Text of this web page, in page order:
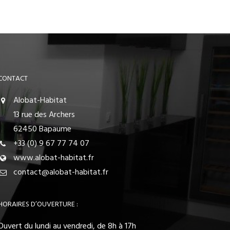
Alobat-Habitat
13 rue des Archers
62450 Bapaume
+33 (0) 9 67 77 74 07
www.alobat-habitat.fr
contact@alobat-habitat.fr
D’OUVERTURE :
du lundi au vendredi, de 8h à 17h